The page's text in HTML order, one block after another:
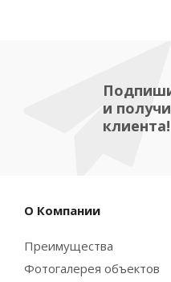
и
клиента!
О Компании
Преимущества
Фотогалерея объектов